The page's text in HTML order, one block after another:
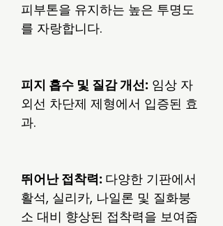
피부톤을 유지하는 높은 투명도
를 자랑합니다.
피지 흡수 및 질감 개선: 임상 자
외선 차단제 제형에서 입증된 효
과.
뛰어난 접착력: 다양한 기판에서
활석, 실리카, 나일론 및 질화붕
소 대비 향상된 접착력을 보여줍